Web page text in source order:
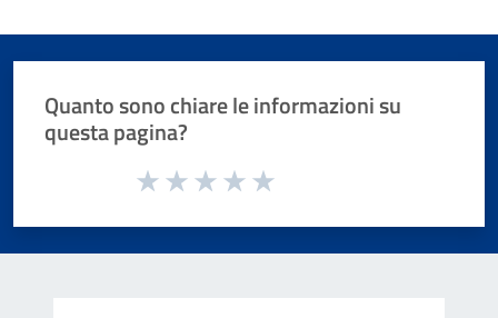
Quanto sono chiare le informazioni su
questa pagina?
Valuta da 1 a 5 stelle la pagina